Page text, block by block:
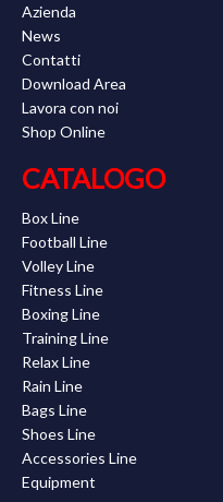
Azienda
News
Contatti
Download Area
Lavora con noi
Shop Online
CATALOGO
Box Line
Football Line
Volley Line
Fitness Line
Boxing Line
Training Line
Relax Line
Rain Line
Bags Line
Shoes Line
Accessories Line
Equipment